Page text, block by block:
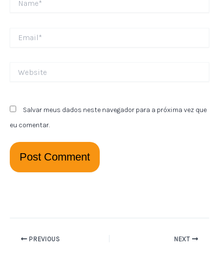
Salvar meus dados neste navegador para a próxima vez que
eu comentar.
PREVIOUS NEXT